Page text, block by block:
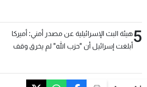
5هيئة البث الإسرائيلية عن مصدر أمني: أميركا
أبلغت إسرائيل أن "حزب الله" لم يخرق وقف